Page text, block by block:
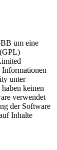
um eine
Informationen
unter
keinen
verwendet
der Software
Inhalte